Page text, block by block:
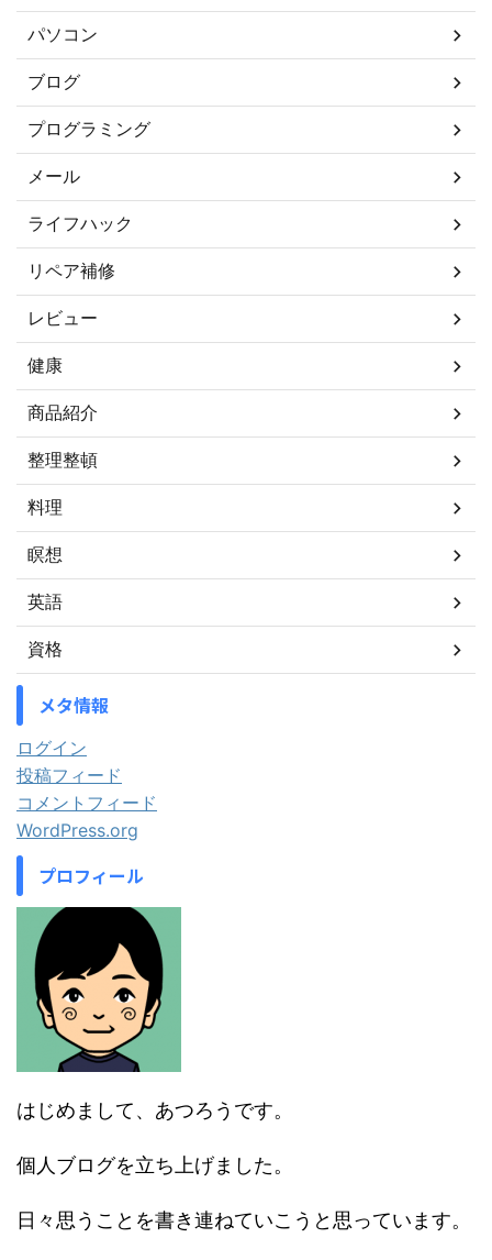
パソコン
ブログ
プログラミング
メール
ライフハック
リペア補修
レビュー
健康
商品紹介
整理整頓
料理
瞑想
英語
資格
メタ情報
ログイン
投稿フィード
コメントフィード
WordPress.org
プロフィール
はじめまして、あつろうです。
個人ブログを立ち上げました。
日々思うことを書き連ねていこうと思っています。